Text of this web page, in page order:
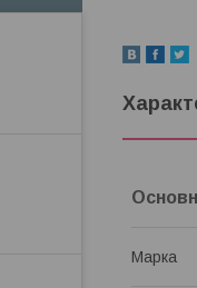
Марка